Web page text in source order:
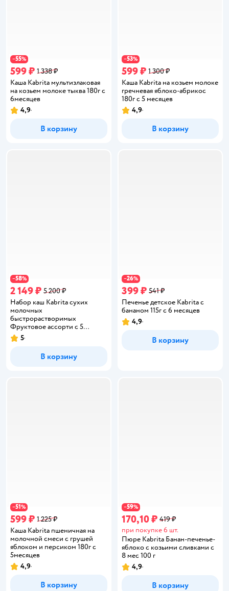
−55%
599 ₽ 1 338 ₽
Каша Kabrita мультизлаковая
на козьем молоке тыква 180г с
6месяцев
Рейтинг:
4,9
В корзину
−53%
599 ₽ 1 300 ₽
Каша Kabrita на козьем молоке
гречневая яблоко-абрикос
180г с 5 месяцев
Рейтинг:
4,9
В корзину
−58%
2 149 ₽ 5 200 ₽
Набор каш Kabrita сухих
молочных
быстрорастворимых
Фруктовое ассорти c 5
месяцев 4шт*180г
Рейтинг:
5
В корзину
−26%
399 ₽ 541 ₽
Печенье детское Kabrita с
бананом 115г с 6 месяцев
Рейтинг:
4,9
В корзину
−51 %
599 ₽ 1 225 ₽
Каша Kabrita пшеничная на
молочной смеси с грушей
яблоком и персиком 180г с
5месяцев
Рейтинг:
4,9
В корзину
−59%
170,10 ₽ 419 ₽
при покупке 6 шт.
Пюре Kabrita Банан-печенье-
яблоко с козьими сливками с
8 мес 100 г
Рейтинг:
4,9
В корзину